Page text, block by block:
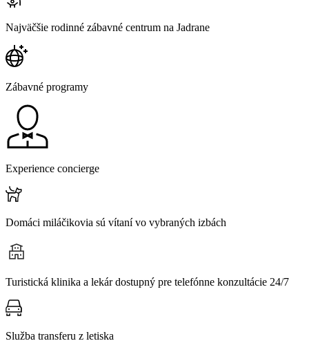
Najväčšie rodinné zábavné centrum na Jadrane
Zábavné programy
Experience concierge
Domáci miláčikovia sú vítaní vo vybraných izbách
Turistická klinika a lekár dostupný pre telefónne konzultácie 24/7
Služba transferu z letiska